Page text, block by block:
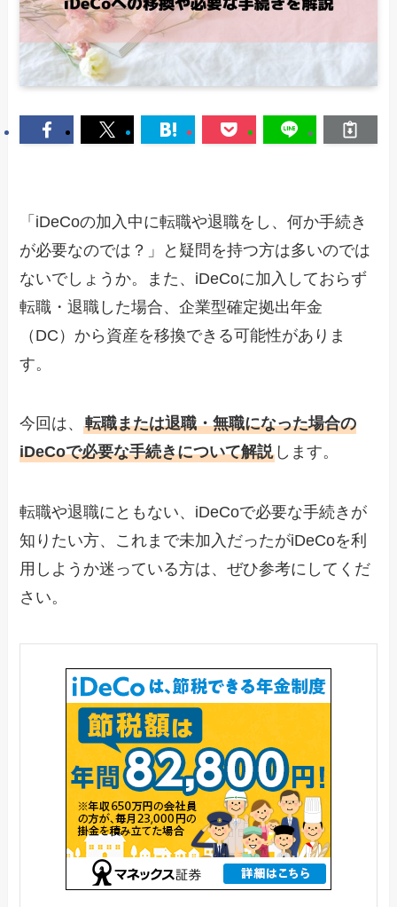
「iDeCoの加入中に転職や退職をし、何か手続き
が必要なのでは？」と疑問を持つ方は多いのでは
ないでしょうか。また、iDeCoに加入しておらず
転職・退職した場合、企業型確定拠出年金
（DC）から資産を移換できる可能性がありま
す。
今回は、転職または退職・無職になった場合の
iDeCoで必要な手続きについて解説 します。
転職や退職にともない、iDeCoで必要な手続きが
知りたい方、これまで未加入だったがiDeCoを利
用しようか迷っている方は、ぜひ参考にしてくだ
さい。